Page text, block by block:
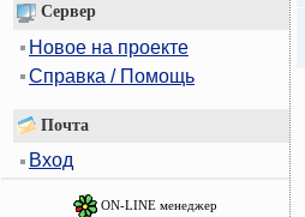
Сервер
Новое на проекте
Справка / Помощь
Почта
Вход
ON-LINE менеджер